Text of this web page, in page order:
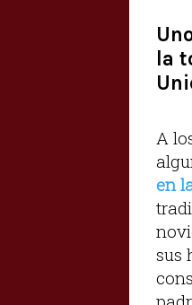
la
A
en
sus